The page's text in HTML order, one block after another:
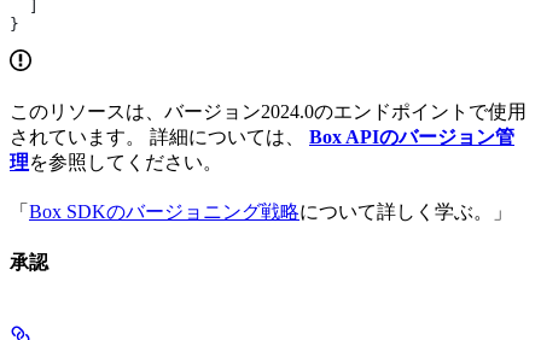
}
このリソースは、バージョン2024.0のエンドポイントで使用
されています。 詳細については、 Box APIのバージョン管
理を参照してください。
「 Box SDKのバージョニング戦略について詳しく学ぶ。」
承認